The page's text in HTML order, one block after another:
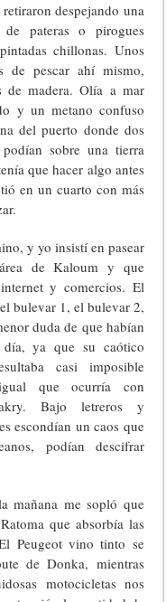
despejando una
de pateras o pirogues
chillonas. Unos
de pescar ahí mismo,
de madera. Olía a mar
y un metano confuso
del puerto donde dos
sobre una tierra
que hacer algo antes
en un cuarto con más
y yo insistí en pasear
de Kaloum y que
y comercios. El
bulevar 1, el bulevar 2,
duda de que habían
ya que su caótico
casi imposible
que ocurría con
Bajo letreros y
escondían un caos que
podían descifrar
mañana me sopló que
que absorbía las
Peugeot vino tinto se
de Donka, mientras
motocicletas nos